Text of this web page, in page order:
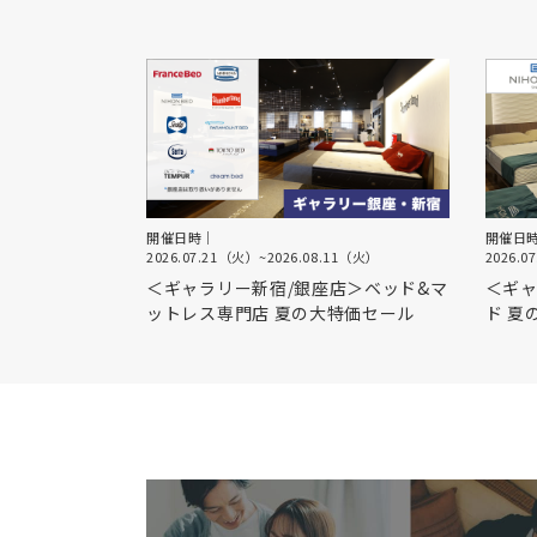
開催日時｜
2026.07.21（火）~2026.08.11（火）
＜ギャラリー新宿/銀座店＞ベッド&マ
ットレス専門店 夏の大特価セール
開催日
＜ギ
ド 夏